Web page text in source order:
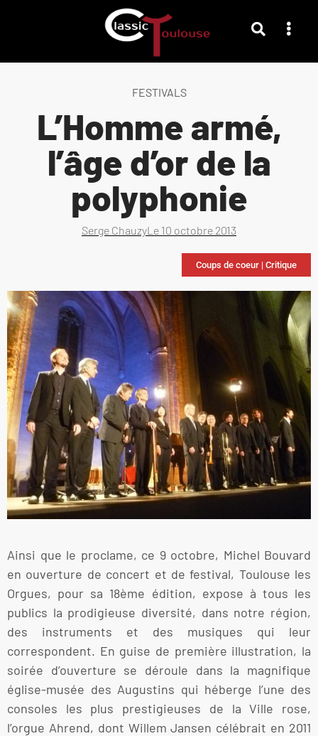
FESTIVALS
L’Homme armé,
l’âge d’or de la
polyphonie
Serge ChauzyLe 10 octobre 2013
Coups de coeur | Critique
Ainsi que le proclame, ce 9 octobre, Michel Bouvard
en ouverture de concert et de festival, Toulouse les
Orgues, pour sa 18ème édition, expose à tous les
publics la prodigieuse diversité, dans notre région,
des instruments et des musiques qui leur
correspondent. En guise de première illustration, la
soirée d’ouverture se déroule dans la magnifique
église-musée des Augustins qui héberge l’une des
consoles les plus prestigieuses de la Ville rose,
l’orgue Ahrend, dont Willem Jansen célébrait en 2011